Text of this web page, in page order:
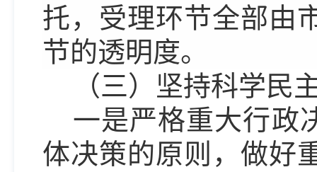
托，受理环节全部由
节的透明度。
（三）坚持科学民
一是严格重大行政
体决策的原则，做好